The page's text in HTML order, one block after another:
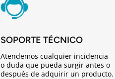
SOPORTE TÉCNICO
Atendemos cualquier incidencia
o duda que pueda surgir antes o
después de adquirir un producto.